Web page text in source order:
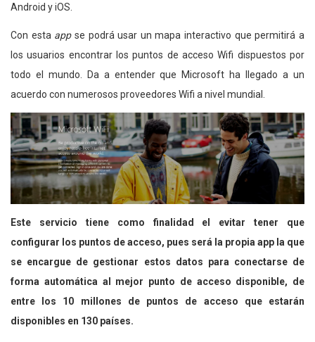
Android y iOS.
Con esta appse podrá usar un mapa interactivo que permitirá a
los usuarios encontrar los puntos de acceso Wifi dispuestos por
todo el mundo. Da a entender que Microsoft ha llegado a un
acuerdo con numerosos proveedores Wifi a nivel mundial.
Este servicio tiene como finalidad el evitar tener que
configurar los puntos de acceso, pues será la propia app la que
se encargue de gestionar estos datos para conectarse de
forma automática al mejor punto de acceso disponible, de
entre los 10 millones de puntos de acceso que estarán
disponibles en 130 países.